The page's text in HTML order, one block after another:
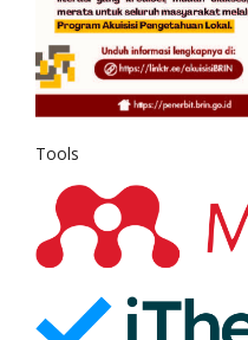
Tools